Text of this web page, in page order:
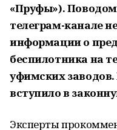
«Пруфы»). Поводом
телеграм-канале
информации о
беспилотника на
уфимских
вступило в
Эксперты